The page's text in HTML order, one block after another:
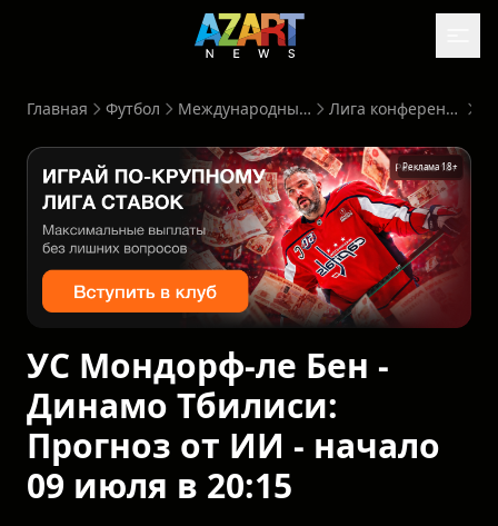
Главная Футбол Международные. Клубы Лига конференций УЕФА
Реклама 18+
УС Мондорф-ле Бен -
Динамо Тбилиси:
Прогноз от ИИ - начало
09 июля в 20:15